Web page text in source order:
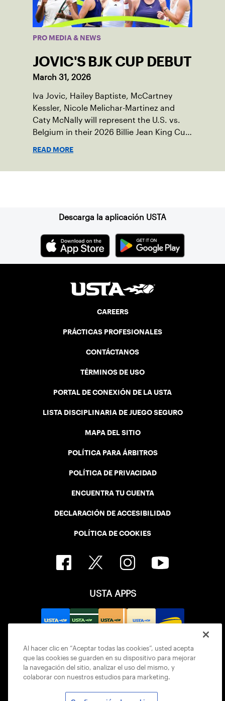
PRO MEDIA & NEWS
JOVIC'S BJK CUP DEBUT
March 31, 2026
Iva Jovic, Hailey Baptiste, McCartney
Kessler, Nicole Melichar-Martinez and
Caty McNally will represent the U.S. vs.
Belgium in their 2026 Billie Jean King Cup
READ MORE
Descarga la aplicación USTA
CAREERS
PRÁCTICAS PROFESIONALES
CONTÁCTANOS
TÉRMINOS DE USO
PORTAL DE CONEXIÓN DE LA USTA
LISTA DISCIPLINARIA DE JUEGO SEGURO
MAPA DEL SITIO
POLÍTICA PARA ÁRBITROS
POLÍTICA DE PRIVACIDAD
ENCUENTRA TU CUENTA
DECLARACIÓN DE ACCESIBILIDAD
POLÍTICA DE COOKIES
USTA APPS
Al hacer clic en “Aceptar todas las cookies”, usted acepta
que las cookies se guarden en su dispositivo para mejorar
la navegación del sitio, analizar el uso del mismo, y
colaborar con nuestros estudios para marketing.